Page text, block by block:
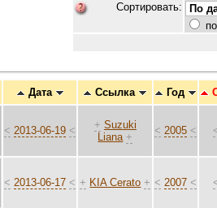
Сортировать:
Дата Ссылка Год
< 2013-06-19 < + Suzuki
Liana +
< 2005 <
< 2013-06-17 < + KIA Cerato + < 2007 <